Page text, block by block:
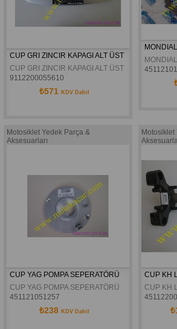
CUP GRI ZINCIR KAPAGI ALT ÜST
CUP GRI ZINCIR KAPAGI ALT ÜST
9112200055610
₺571 KDV Dahil
Motosiklet Yedek Parça &
Aksesuarları
CUP YAG POMPA SEPERATÖRÜ
CUP YAG POMPA SEPERATÖRÜ
451121051257
₺238 KDV Dahil
Motosiklet
CUP KH
CUP KH